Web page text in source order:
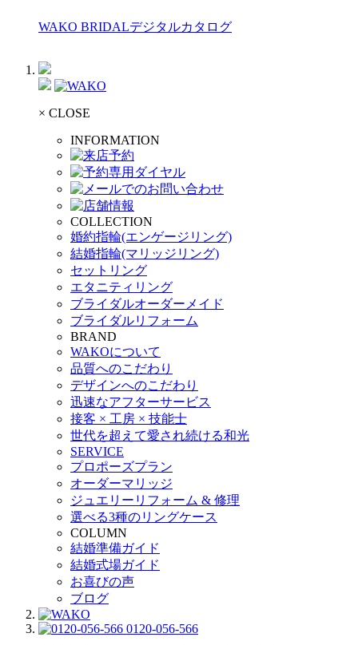
WAKO BRIDALデジタルカタログ
× CLOSE
INFORMATION
COLLECTION
婚約指輪(エンゲージリング)
結婚指輪(マリッジリング)
セットリング
エタニティリング
ブライダルオーダーメイド
ブライダルリフォーム
BRAND
WAKOについて
品質へのこだわり
デザインへのこだわり
迅速なアフターサービス
接客 × 工房 × 技能士
世代を超えて愛され続ける和光
SERVICE
プロポーズプラン
オーダーマリッジ
ジュエリーリフォーム & 修理
選べる3種のリングケース
COLUMN
結婚準備ガイド
結婚式場ガイド
お喜びの声
ブログ
0120-056-566